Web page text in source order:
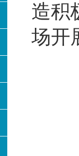
造积
场开